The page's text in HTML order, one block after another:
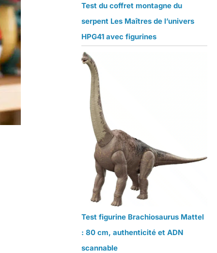
Test du coffret montagne du
serpent Les Maîtres de l’univers
HPG41 avec figurines
Test figurine Brachiosaurus Mattel
: 80 cm, authenticité et ADN
scannable